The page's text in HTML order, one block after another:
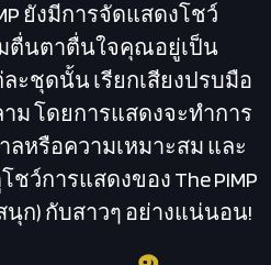
ยังมีการจัดแสดงโชว์
ตื่นตาตื่นใจคุณอยู่เป็น
ะชุดนั้น เรียกเสียงปรบมือ
ม โดยการแสดงจะทำการ
ลหรือความเหมาะสม และ
ว์การแสดงของ The PIMP
ก) กับสาวๆ อย่างแน่นอน!